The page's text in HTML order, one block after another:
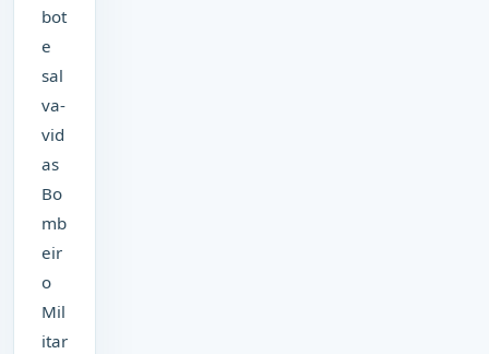
bot
e
sal
va-
vid
as
Bo
mb
eir
o
Mil
itar